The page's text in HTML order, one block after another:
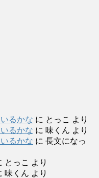
るかな に とっこ より
るかな に 味くん より
るかな に 長文になっ
とっこ より
味くん より